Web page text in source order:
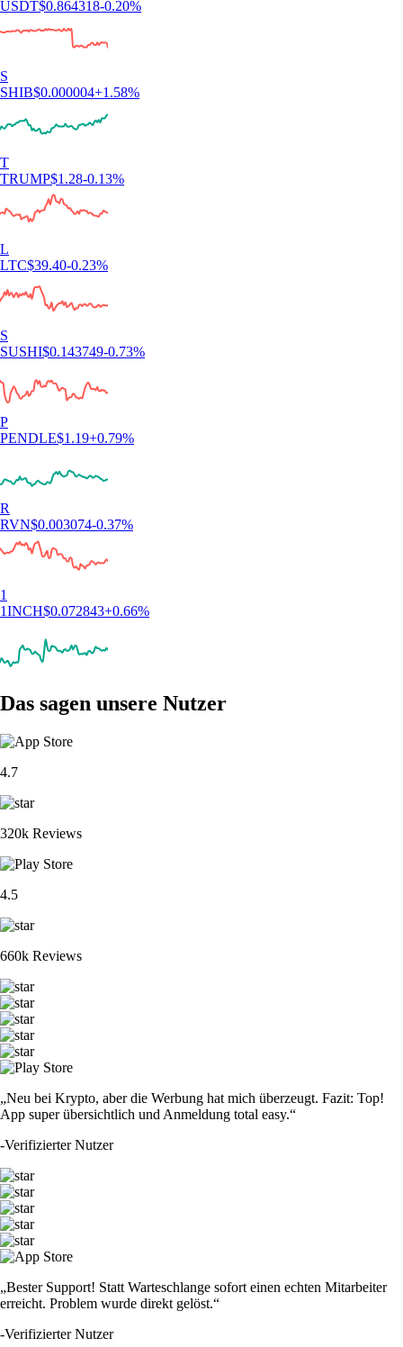
USDT$0.864318-0.20%
S
SHIB$0.000004+1.58%
T
TRUMP$1.28-0.13%
L
LTC$39.40-0.23%
S
SUSHI$0.143749-0.73%
P
PENDLE$1.19+0.79%
R
RVN$0.003074-0.37%
1
1INCH$0.072843+0.66%
Das sagen unsere Nutzer
4.7
320k Reviews
4.5
660k Reviews
„Neu bei Krypto, aber die Werbung hat mich überzeugt. Fazit: Top!
App super übersichtlich und Anmeldung total easy.“
-Verifizierter Nutzer
„Bester Support! Statt Warteschlange sofort einen echten Mitarbeiter
erreicht. Problem wurde direkt gelöst.“
-Verifizierter Nutzer